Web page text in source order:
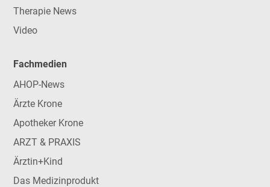
Therapie News
Video
Fachmedien
AHOP-News
Ärzte Krone
Apotheker Krone
ARZT & PRAXIS
Ärztin+Kind
Das Medizinprodukt